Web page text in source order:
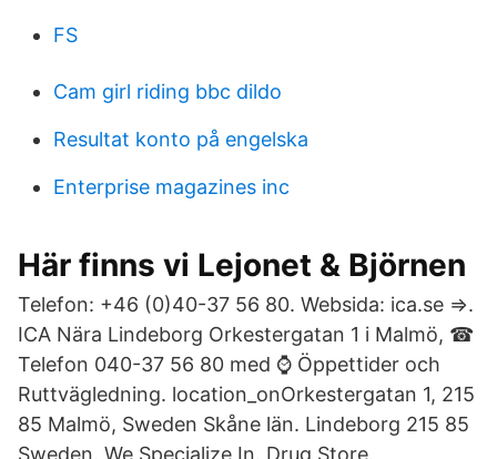
FS
Cam girl riding bbc dildo
Resultat konto på engelska
Enterprise magazines inc
Här finns vi Lejonet & Björnen
Telefon: +46 (0)40-37 56 80. Websida: ica.se ⇒​.
ICA Nära Lindeborg Orkestergatan 1 i Malmö, ☎
Telefon 040-37 56 80 med ⌚ Öppettider och
Ruttvägledning. location_onOrkestergatan 1, 215
85 Malmö, Sweden Skåne län. Lindeborg 215 85
Sweden. We Specialize In. Drug Store.